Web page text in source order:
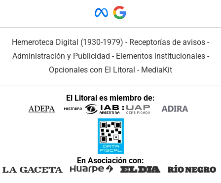
Hemeroteca Digital (1930-1979) - Receptorías de avisos -
Administración y Publicidad - Elementos institucionales-
Opcionales con El Litoral - MediaKit
El Litoral es miembro de:
En Asociación con: